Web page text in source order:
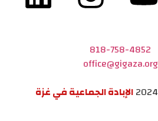
818-758-4852
office@gigaza.org
الإبادة الجماعية في غزة